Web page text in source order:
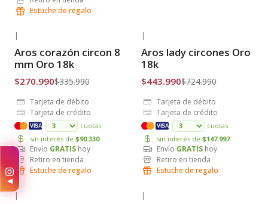
Estuche de regalo
Envío Gratis
|
Aros corazón circon 8
mm Oro 18k
$270.990$335.990
Tarjeta de débito
Tarjeta de crédito
VISA
cuotas
sin interés de $90.330
Envío GRATIS hoy
Retiro en tienda
Estuche de regalo
Envío Gratis
|
Aros lady circones Oro
18k
$443.990$724.990
Tarjeta de débito
Tarjeta de crédito
VISA
cuotas
sin interés de $147.997
Envío GRATIS hoy
Retiro en tienda
Estuche de regalo
| |
◀